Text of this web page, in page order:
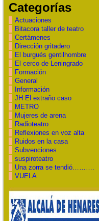
Categorías
Actuaciones
Bitacora taller de teatro
Certámenes
Dirección gritadero
El burgués gentilhombre
El cerco de Leningrado
Formación
General
Información
JH El extraño caso
METRO
Mujeres de arena
Radioteatro
Reflexiones en voz alta
Ruidos en la casa
Subvenciones
suspiroteatro
Una zorra se tendió……….
VUELA